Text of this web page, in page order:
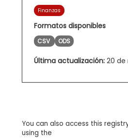
Finanzas
Formatos disponibles
CSV ODS
Última actualización: 20 de
You can also access this
using the